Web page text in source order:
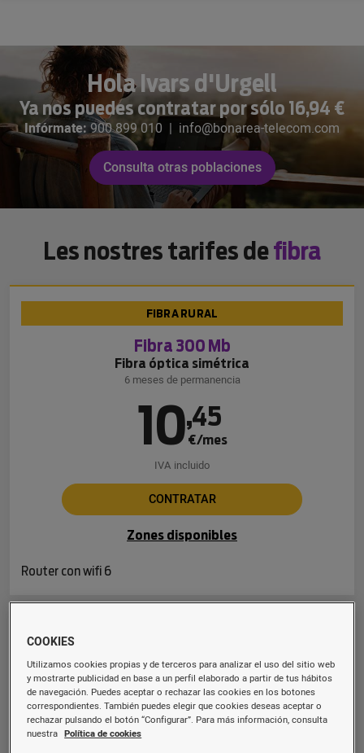
Hola Ivars d'Urgell
Ya nos puedes contratar por sólo 16,94 €
Infórmate:900 899 010 | info@bonarea-telecom.com
Consulta otras poblaciones
Les nostres tarifes defibra
FIBRA RURAL
Fibra 300 Mb
Fibra óptica simétrica
6 meses de permanencia
10,45
€/mes
IVA incluido
CONTRATAR
Zones disponibles
Router con wifi 6
6 meses de permanencia
16,94
COOKIES
Utilizamos cookies propias y de terceros para analizar el uso del sitio web
y mostrarte publicidad en base a un perfil elaborado a partir de tus hábitos
de navegación. Puedes aceptar o rechazar las cookies en los botones
correspondientes. También puedes elegir que cookies deseas aceptar o
rechazar pulsando el botón “Configurar”. Para más información, consulta
nuestra Política de cookies